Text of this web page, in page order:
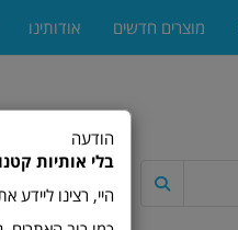
מוצרים חדשים אודותינו
הודעה
בלי אותיות
היי, רצינו